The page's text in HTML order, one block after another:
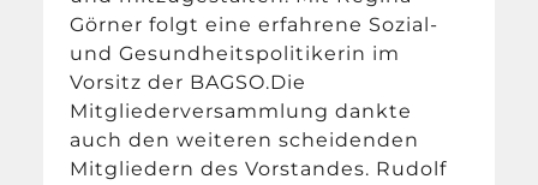
Görner folgt eine erfahrene Sozial-
und Gesundheitspolitikerin im
Vorsitz der BAGSO.Die
Mitgliederversammlung dankte
auch den weiteren scheidenden
Mitgliedern des Vorstandes. Rudolf